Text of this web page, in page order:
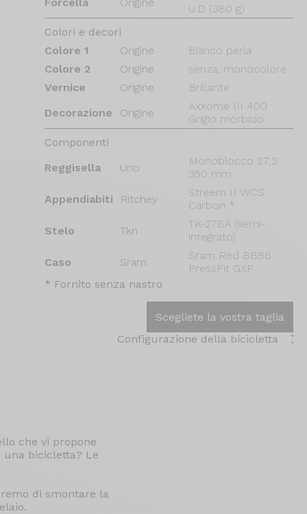
U.D (380 g)
Colori e decori
Colore 1
Origine
Bianco perla
Colore 2
Origine
senza, monocolore
Vernice
Origine
Brillante
Decorazione
Origine
Axxome III 400
Grigio morbido
Componenti
Reggisella
Uno
Monoblocco 27,2
350 mm
Appendiabiti
Ritchey
Streem II WCS
Carbon *
Stelo
Tkn
TK-278A (semi-
integrato)
Caso
Sram
Sram Red BB86
PressFit GXP
* Fornito senza nastro
Scegliete la vostra taglia
Configurazione della bicicletta
che vi propone
una bicicletta? Le
di smontare la